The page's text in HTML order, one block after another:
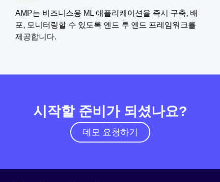
AMP는 비즈니스용 ML 애플리케이션을 즉시 구축, 배
포, 모니터링할 수 있도록 엔드 투 엔드 프레임워크를
제공합니다.
시작할 준비가 되셨나요?
데모 요청하기